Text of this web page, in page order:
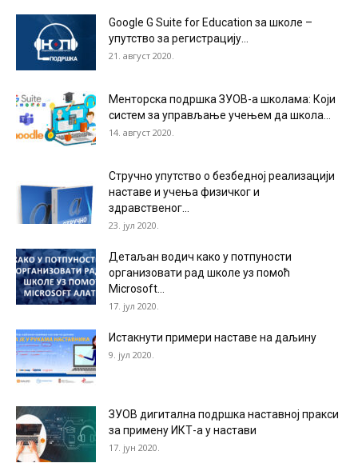
Google G Suite for Education за школе –
упутство за регистрацију...
21. август 2020.
Менторска подршка ЗУОВ-а школама: Који
систем за управљање учењем да школа...
14. август 2020.
Стручно упутство о безбедној реализацији
наставе и учења физичког и
здравственог...
23. јул 2020.
Детаљан водич како у потпуности
организовати рад школе уз помоћ
Microsoft...
17. јул 2020.
Истакнути примери наставе на даљину
9. јул 2020.
ЗУОВ дигитална подршка наставној пракси
за примену ИКТ-а у настави
17. јун 2020.